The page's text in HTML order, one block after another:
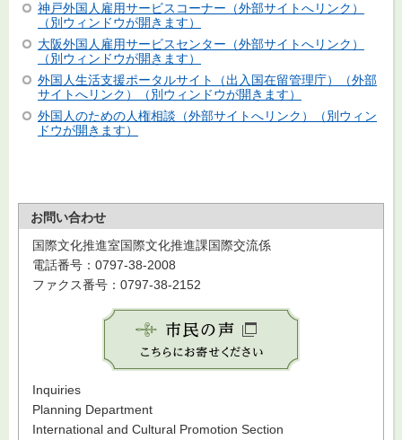
神戸外国人雇用サービスコーナー（外部サイトへリンク）
（別ウィンドウが開きます）
大阪外国人雇用サービスセンター（外部サイトへリンク）
（別ウィンドウが開きます）
外国人生活支援ポータルサイト（出入国在留管理庁）（外部
サイトへリンク）（別ウィンドウが開きます）
外国人のための人権相談（外部サイトへリンク）（別ウィン
ドウが開きます）
お問い合わせ
国際文化推進室国際文化推進課国際交流係
電話番号：0797-38-2008
ファクス番号：0797-38-2152
Inquiries
Planning Department
International and Cultural Promotion Section